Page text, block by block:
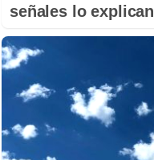
señales lo explican